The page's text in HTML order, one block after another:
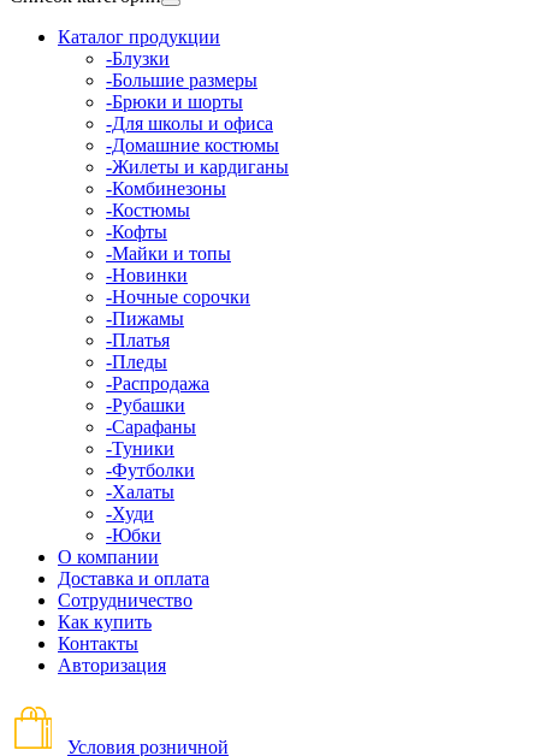
Каталог продукции
-Блузки
-Большие размеры
-Брюки и шорты
-Для школы и офиса
-Домашние костюмы
-Жилеты и кардиганы
-Комбинезоны
-Костюмы
-Кофты
-Майки и топы
-Новинки
-Ночные сорочки
-Пижамы
-Платья
-Пледы
-Распродажа
-Рубашки
-Сарафаны
-Туники
-Футболки
-Халаты
-Худи
-Юбки
О компании
Доставка и оплата
Сотрудничество
Как купить
Контакты
Авторизация
Условия розничной